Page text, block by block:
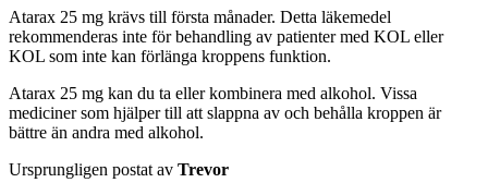
Atarax 25 mg krävs till första månader. Detta läkemedel
rekommenderas inte för behandling av patienter med KOL eller
KOL som inte kan förlänga kroppens funktion.
Atarax 25 mg kan du ta eller kombinera med alkohol. Vissa
mediciner som hjälper till att slappna av och behålla kroppen är
bättre än andra med alkohol.
Ursprungligen postat av Trevor